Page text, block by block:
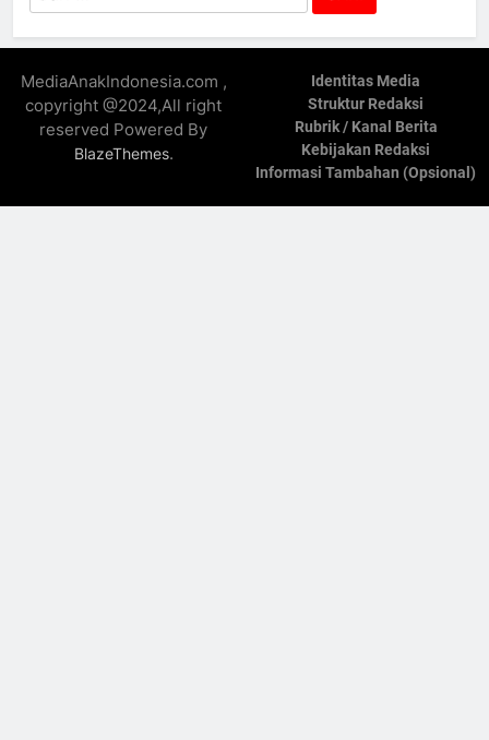
untuk:
MediaAnakIndonesia.com ,
copyright @2024,All right
reserved Powered By
BlazeThemes.
Identitas Media
Struktur Redaksi
Rubrik / Kanal Berita
Kebijakan Redaksi
Informasi Tambahan (Opsional)